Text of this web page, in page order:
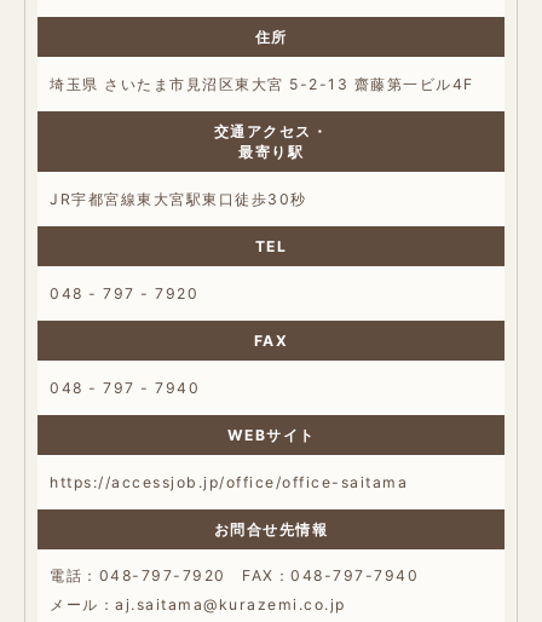
住所
埼玉県 さいたま市見沼区東大宮 5-2-13 齋藤第一ビル4F
交通アクセス・
最寄り駅
JR宇都宮線東大宮駅東口徒歩30秒
TEL
048 - 797 - 7920
FAX
048 - 797 - 7940
WEBサイト
https://accessjob.jp/office/office-saitama
お問合せ先情報
電話：048-797-7920 FAX：048-797-7940
メール：aj.saitama@kurazemi.co.jp